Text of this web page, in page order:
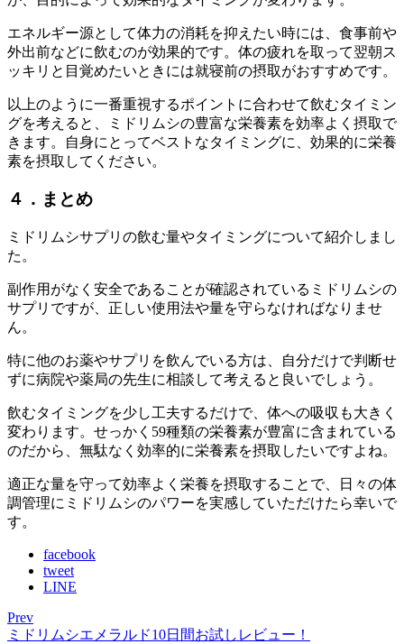
エネルギー源として体力の消耗を抑えたい時には、食事前や
外出前などに飲むのが効果的です。体の疲れを取って翌朝ス
ッキリと目覚めたいときには就寝前の摂取がおすすめです。
以上のように一番重視するポイントに合わせて飲むタイミン
グを考えると、ミドリムシの豊富な栄養素を効率よく摂取で
きます。自身にとってベストなタイミングに、効果的に栄養
素を摂取してください。
４．まとめ
ミドリムシサプリの飲む量やタイミングについて紹介しまし
た。
副作用がなく安全であることが確認されているミドリムシの
サプリですが、正しい使用法や量を守らなければなりませ
ん。
特に他のお薬やサプリを飲んでいる方は、自分だけで判断せ
ずに病院や薬局の先生に相談して考えると良いでしょう。
飲むタイミングを少し工夫するだけで、体への吸収も大きく
変わります。せっかく59種類の栄養素が豊富に含まれている
のだから、無駄なく効率的に栄養素を摂取したいですよね。
適正な量を守って効率よく栄養を摂取することで、日々の体
調管理にミドリムシのパワーを実感していただけたら幸いで
す。
facebook
tweet
LINE
Prev
ミドリムシエメラルド10日間お試しレビュー！